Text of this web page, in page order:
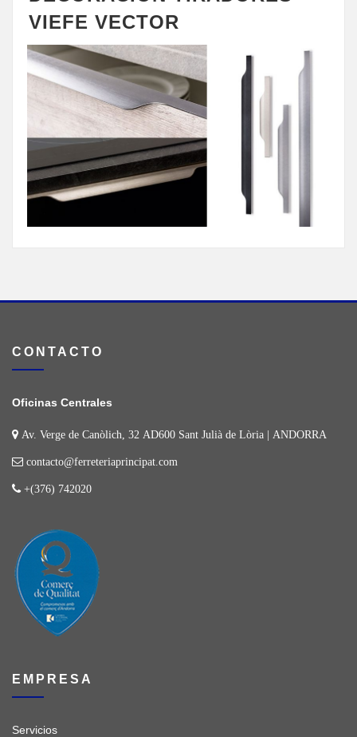
VIEFE VECTOR
CONTACTO
Oficinas Centrales
Av. Verge de Canòlich, 32 AD600 Sant Julià de Lòria | ANDORRA
contacto@ferreteriaprincipat.com
+(376) 742020
EMPRESA
Servicios